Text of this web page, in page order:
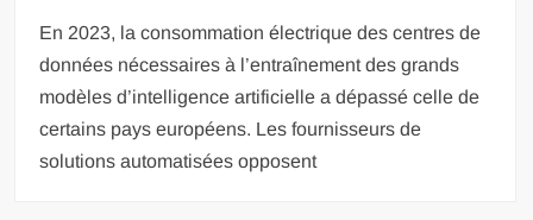
En 2023, la consommation électrique des centres de
données nécessaires à l’entraînement des grands
modèles d’intelligence artificielle a dépassé celle de
certains pays européens. Les fournisseurs de
solutions automatisées opposent